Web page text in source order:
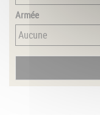
Armée